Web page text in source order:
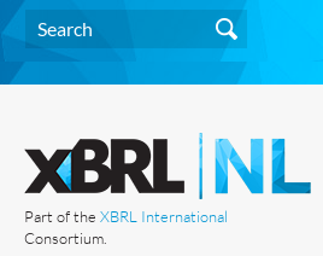
Part of the XBRL International
Consortium.